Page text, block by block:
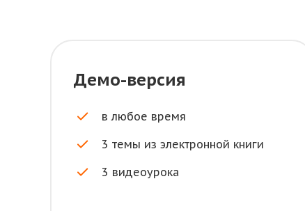
Демо-версия
в любое время
3 темы из электронной книги
3 видеоурока